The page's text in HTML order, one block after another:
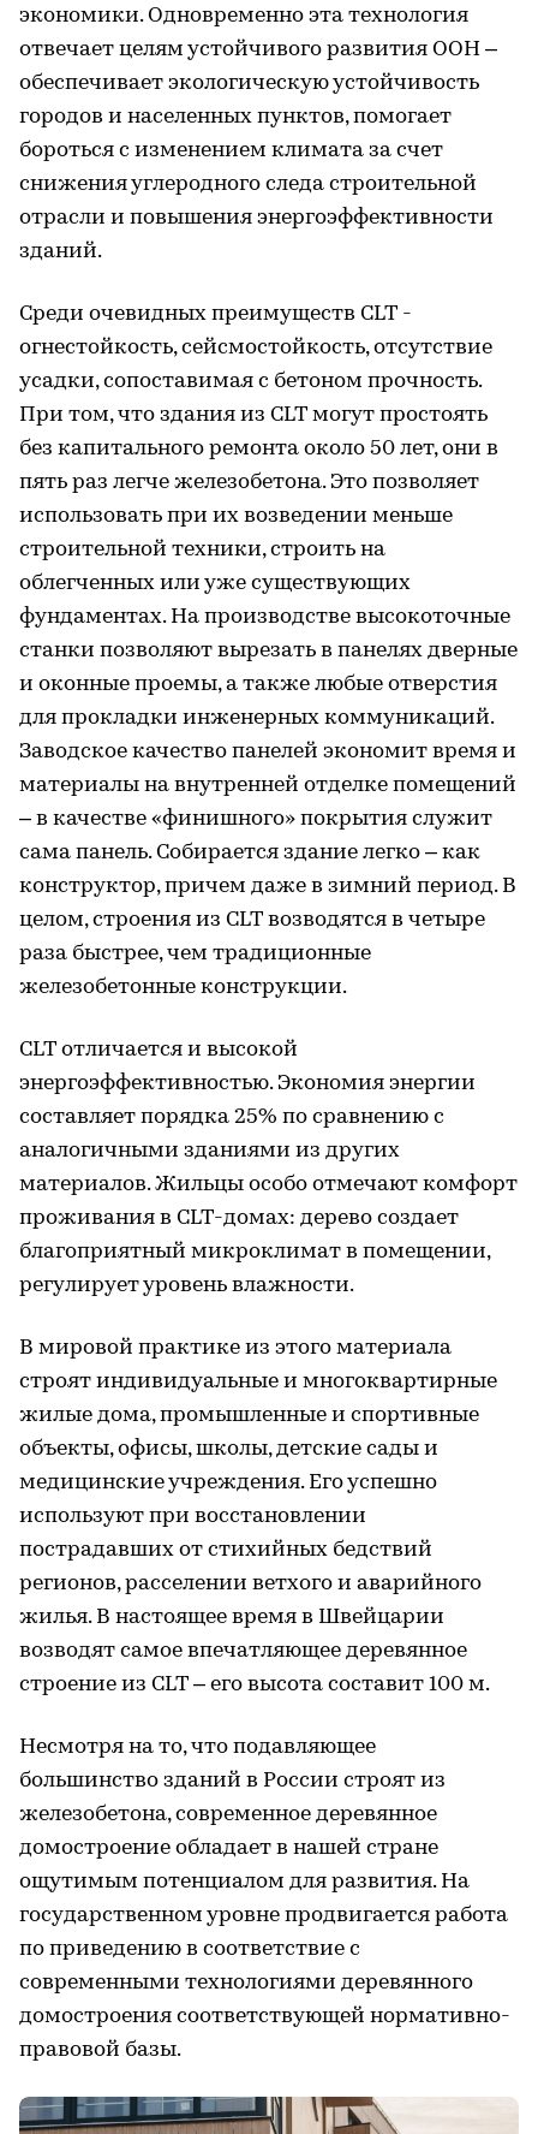
экономики. Одновременно эта технология
отвечает целям устойчивого развития ООН –
обеспечивает экологическую устойчивость
городов и населенных пунктов, помогает
бороться с изменением климата за счет
снижения углеродного следа строительной
отрасли и повышения энергоэффективности
зданий.
Среди очевидных преимуществ CLT -
огнестойкость, сейсмостойкость, отсутствие
усадки, сопоставимая с бетоном прочность.
При том, что здания из CLT могут простоять
без капитального ремонта около 50 лет, они в
пять раз легче железобетона. Это позволяет
использовать при их возведении меньше
строительной техники, строить на
облегченных или уже существующих
фундаментах. На производстве высокоточные
станки позволяют вырезать в панелях дверные
и оконные проемы, а также любые отверстия
для прокладки инженерных коммуникаций.
Заводское качество панелей экономит время и
материалы на внутренней отделке помещений
– в качестве «финишного» покрытия служит
сама панель. Собирается здание легко – как
конструктор, причем даже в зимний период. В
целом, строения из CLT возводятся в четыре
раза быстрее, чем традиционные
железобетонные конструкции.
CLT отличается и высокой
энергоэффективностью. Экономия энергии
составляет порядка 25% по сравнению с
аналогичными зданиями из других
материалов. Жильцы особо отмечают комфорт
проживания в CLT-домах: дерево создает
благоприятный микроклимат в помещении,
регулирует уровень влажности.
В мировой практике из этого материала
строят индивидуальные и многоквартирные
жилые дома, промышленные и спортивные
объекты, офисы, школы, детские сады и
медицинские учреждения. Его успешно
используют при восстановлении
пострадавших от стихийных бедствий
регионов, расселении ветхого и аварийного
жилья. В настоящее время в Швейцарии
возводят самое впечатляющее деревянное
строение из CLT – его высота составит 100 м.
Несмотря на то, что подавляющее
большинство зданий в России строят из
железобетона, современное деревянное
домостроение обладает в нашей стране
ощутимым потенциалом для развития. На
государственном уровне продвигается работа
по приведению в соответствие с
современными технологиями деревянного
домостроения соответствующей нормативно-
правовой базы.